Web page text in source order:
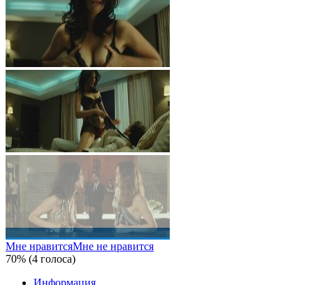
Мне нравитсяМне не нравится
70% (4 голоса)
Информация